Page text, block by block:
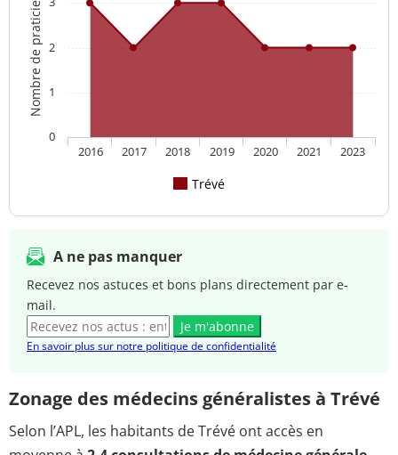
Nombre de praticien(s)
Trévé
2016 2017 2018 2019 2020 2021 2023
0
1
2
A ne pas manquer
Recevez nos astuces et bons plans directement par e-
mail.
Je m'abonne
En savoir plus sur notre politique de confidentialité
Zonage des médecins généralistes à Trévé
Selon l’APL, les habitants de Trévé ont accès en